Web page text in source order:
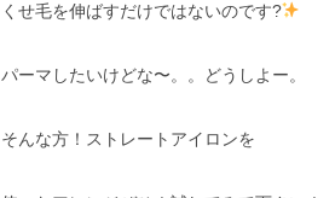
くせ毛を伸ばすだけではないのです?
パーマしたいけどな〜。。どうしよー。
そんな方！ストレートアイロンを